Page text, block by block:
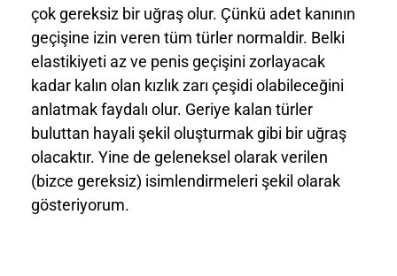
çok gereksiz bir uğraş olur. Çünkü adet kanının
geçişine izin veren tüm türler normaldir. Belki
elastikiyeti az ve penis geçişini zorlayacak
kadar kalın olan kızlık zarı çeşidi olabileceğini
anlatmak faydalı olur. Geriye kalan türler
buluttan hayali şekil oluşturmak gibi bir uğraş
olacaktır. Yine de geleneksel olarak verilen
(bizce gereksiz) isimlendirmeleri şekil olarak
gösteriyorum.